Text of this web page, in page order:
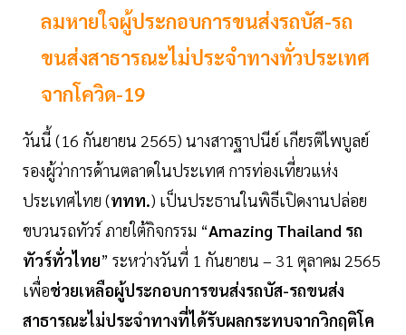
ลมหายใจผู้ประกอบการขนส่งรถบัส-รถ
ขนส่งสาธารณะไม่ประจำทางทั่วประเทศ
จากโควิด-19
วันนี้ (16 กันยายน 2565) นางสาวฐาปนีย์ เกียรติไพบูลย์
รองผู้ว่าการด้านตลาดในประเทศ การท่องเที่ยวแห่ง
ประเทศไทย (ททท.) เป็นประธานในพิธีเปิดงานปล่อย
ขบวนรถทัวร์ ภายใต้กิจกรรม “Amazing Thailand รถ
ทัวร์ทั่วไทย” ระหว่างวันที่ 1 กันยายน – 31 ตุลาคม 2565
เพื่อช่วยเหลือผู้ประกอบการขนส่งรถบัส-รถขนส่ง
สาธารณะไม่ประจำทางที่ได้รับผลกระทบจากวิกฤติโค